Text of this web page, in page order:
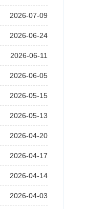
2026-07-09
2026-06-24
2026-06-11
2026-06-05
2026-05-15
2026-05-13
2026-04-20
2026-04-17
2026-04-14
2026-04-03